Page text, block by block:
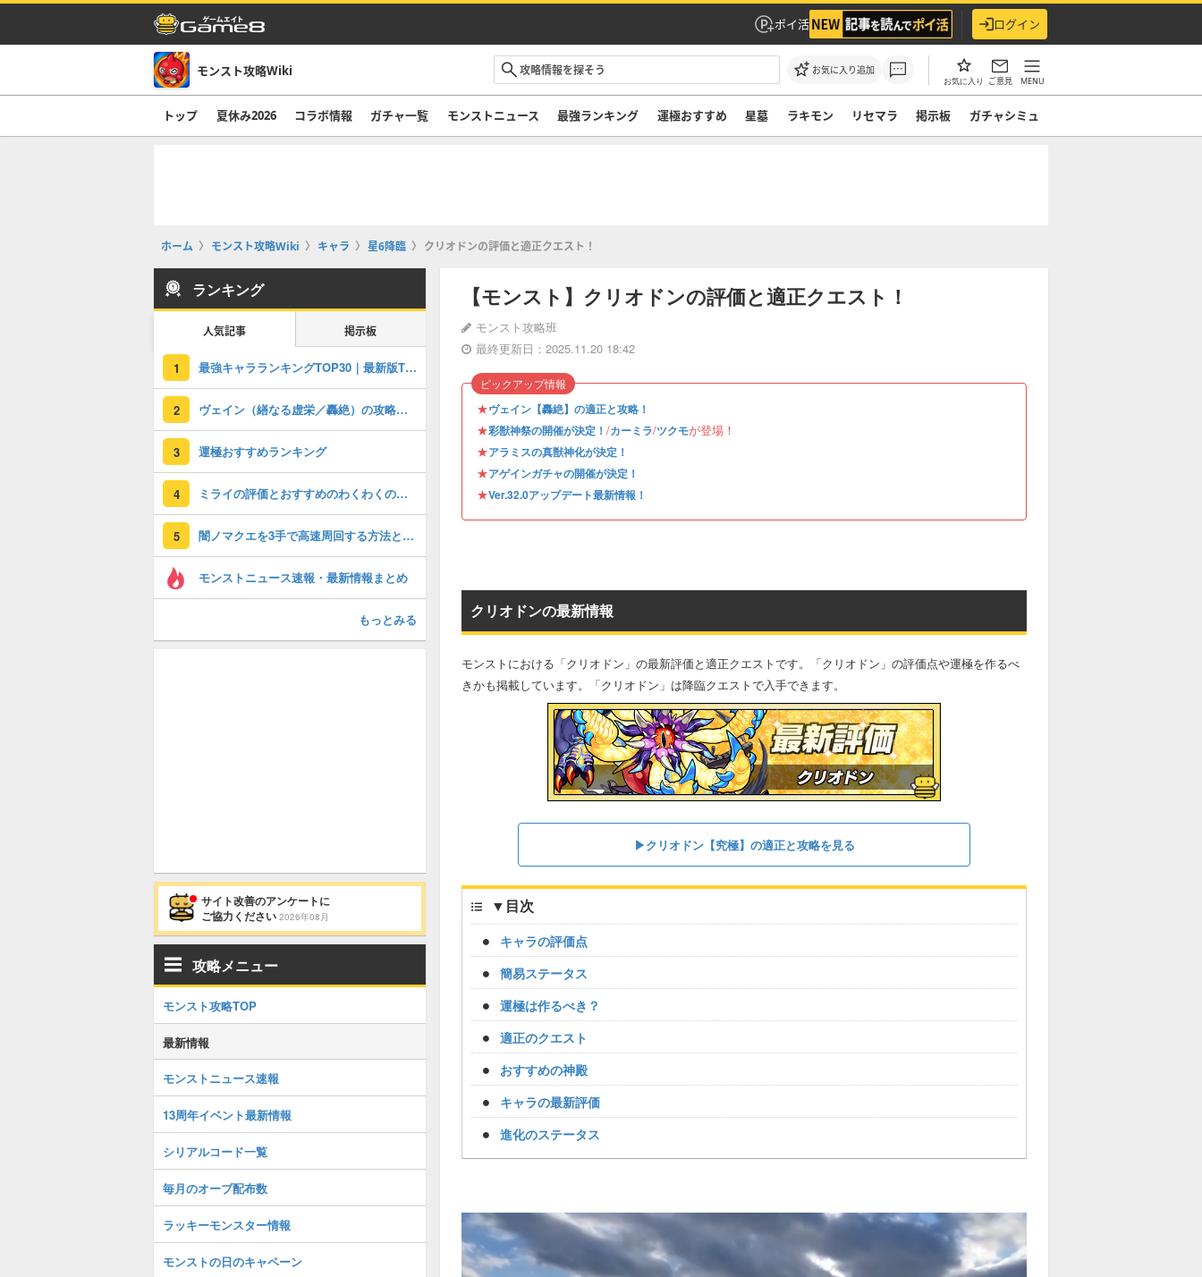
ポイ活 ログイン
モンスト攻略Wiki お気に入り追加
お気に入り ご意見 MENU
トップ 夏休み2026 コラボ情報 ガチャ一覧 モンストニュース 最強ランキング 運極おすすめ 星墓 ラキモン リセマラ 掲示板 ガチャシミュ
ホーム モンスト攻略Wiki キャラ 星6降臨 クリオドンの評価と適正クエスト！
【モンスト】クリオドンの評価と適正クエスト！
モンスト攻略班
最終更新日：2025.11.20 18:42
★ヴェイン【轟絶】の適正と攻略！
★彩獣神祭の開催が決定！ /カーミラ/ツクモが登場！
★アラミスの真獣神化が決定！
★アゲインガチャの開催が決定！
★Ver.32.0アップデート最新情報！
ピックアップ情報
クリオドンの最新情報
モンストにおける「クリオドン」の最新評価と適正クエストです。「クリオドン」の評価点や運極を作るべ
きかも掲載しています。「クリオドン」は降臨クエストで入手できます。
▶クリオドン【究極】の適正と攻略を見る
▼ 目次
キャラの評価点
簡易ステータス
運極は作るべき？
適正のクエスト
おすすめの神殿
キャラの最新評価
進化のステータス
ランキング
人気記事 掲示板
1 最強キャラランキングTOP30｜最新版Tier
2 ヴェイン（繕なる虚栄／轟絶）の攻略と適正
3 運極おすすめランキング
4 ミライの評価とおすすめのわくわくの実｜どっちが強い？
5 闇ノマクエを3手で高速周回する方法と編成｜ワンパン攻略
モンストニュース速報・最新情報まとめ
もっとみる
サイト改善のアンケートに
ご協力ください 2026年08月
攻略メニュー
モンスト攻略TOP
最新情報
モンストニュース速報
13周年イベント最新情報
シリアルコード一覧
毎月のオーブ配布数
ラッキーモンスター情報
モンストの日のキャペーン